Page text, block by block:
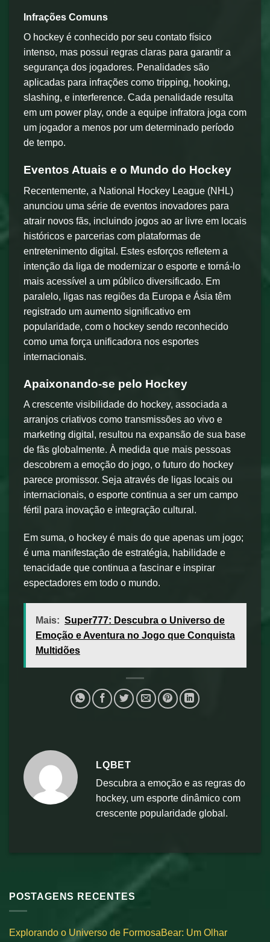
Infrações Comuns
O hockey é conhecido por seu contato físico
intenso, mas possui regras claras para garantir a
segurança dos jogadores. Penalidades são
aplicadas para infrações como tripping, hooking,
slashing, e interference. Cada penalidade resulta
em um power play, onde a equipe infratora joga com
um jogador a menos por um determinado período
de tempo.
Eventos Atuais e o Mundo do Hockey
Recentemente, a National Hockey League (NHL)
anunciou uma série de eventos inovadores para
atrair novos fãs, incluindo jogos ao ar livre em locais
históricos e parcerias com plataformas de
entretenimento digital. Estes esforços refletem a
intenção da liga de modernizar o esporte e torná-lo
mais acessível a um público diversificado. Em
paralelo, ligas nas regiões da Europa e Ásia têm
registrado um aumento significativo em
popularidade, com o hockey sendo reconhecido
como uma força unificadora nos esportes
internacionais.
Apaixonando-se pelo Hockey
A crescente visibilidade do hockey, associada a
arranjos criativos como transmissões ao vivo e
marketing digital, resultou na expansão de sua base
de fãs globalmente. À medida que mais pessoas
descobrem a emoção do jogo, o futuro do hockey
parece promissor. Seja através de ligas locais ou
internacionais, o esporte continua a ser um campo
fértil para inovação e integração cultural.
Em suma, o hockey é mais do que apenas um jogo;
é uma manifestação de estratégia, habilidade e
tenacidade que continua a fascinar e inspirar
espectadores em todo o mundo.
Mais: Super777: Descubra o Universo de
Emoção e Aventura no Jogo que Conquista
Multidões
LQBET
Descubra a emoção e as regras do
hockey, um esporte dinâmico com
crescente popularidade global.
POSTAGENS RECENTES
Explorando o Universo de FormosaBear: Um Olhar